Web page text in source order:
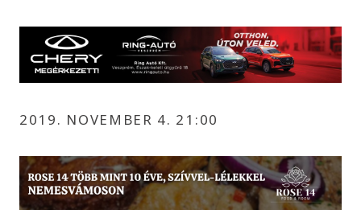
2019. NOVEMBER 4. 21:00